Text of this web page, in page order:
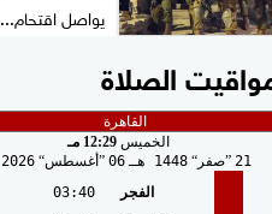
يواصل اقتحام...
الصلاة
الخميس12:29 مـ
21 صفر 1448 هـ 06 أغسطس 2026 م
الفجر
03:40